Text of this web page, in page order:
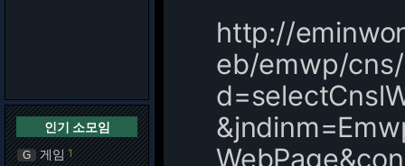
인기 소모임
G 게임 1
http://
eb/emwp/